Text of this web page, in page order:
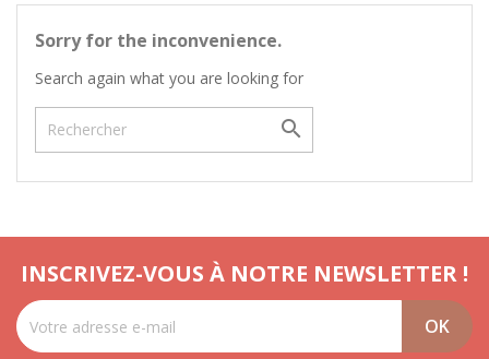
Sorry for the inconvenience.
Search again what you are looking for

INSCRIVEZ-VOUS À NOTRE NEWSLETTER !